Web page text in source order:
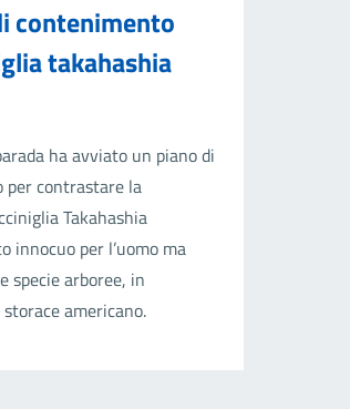
contenimento
takahashia
ha avviato un piano di
contrastare la
Takahashia
innocuo per l’uomo ma
specie arboree, in
americano.